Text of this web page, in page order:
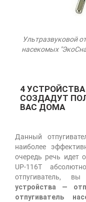
Ультразвуковой
насекомых
4
СОЗДАДУТ
ВАС ДОМА
Данный
наиболее
очередь речь идет
UP-116T
отпугиватель,
устройства —
отпугиватель